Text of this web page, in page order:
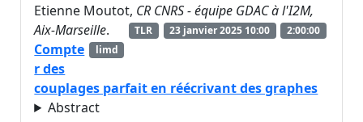
Etienne Moutot, CR CNRS - équipe GDAC à l'I2M,
Aix-Marseille. 2:00:00
23 janvier 2025 10:00
TLR
limd
Compte
r des
couplages parfait en réécrivant des graphes
Abstract